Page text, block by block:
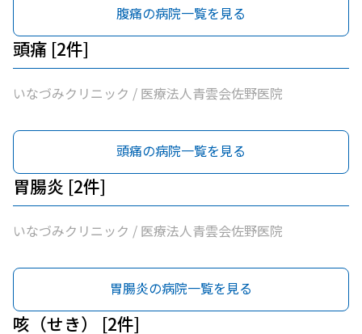
腹痛の病院一覧を見る
頭痛 [2件]
いなづみクリニック / 医療法人青雲会佐野医院
頭痛の病院一覧を見る
胃腸炎 [2件]
いなづみクリニック / 医療法人青雲会佐野医院
胃腸炎の病院一覧を見る
咳（せき） [2件]